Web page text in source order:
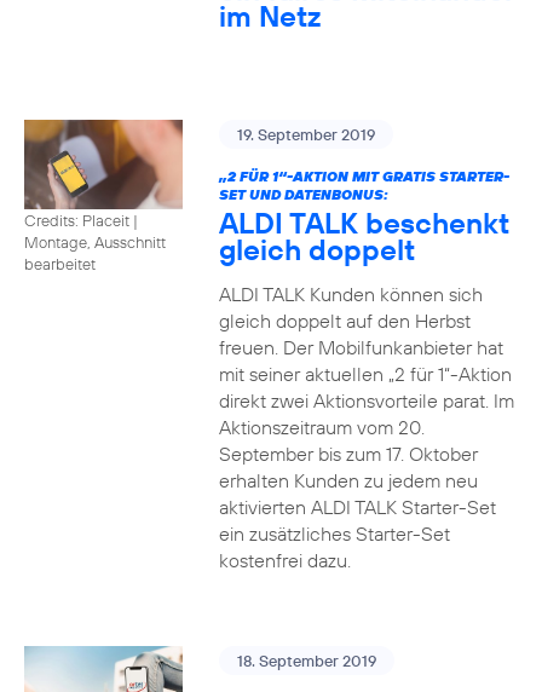
im Netz
Credits: Placeit |
Montage, Ausschnitt
bearbeitet
19. September 2019
„2 FÜR 1“-AKTION MIT GRATIS STARTER-
SET UND DATENBONUS:
ALDI TALK beschenkt
gleich doppelt
ALDI TALK Kunden können sich
gleich doppelt auf den Herbst
freuen. Der Mobilfunkanbieter hat
mit seiner aktuellen „2 für 1“-Aktion
direkt zwei Aktionsvorteile parat. Im
Aktionszeitraum vom 20.
September bis zum 17. Oktober
erhalten Kunden zu jedem neu
aktivierten ALDI TALK Starter-Set
ein zusätzliches Starter-Set
kostenfrei dazu.
18. September 2019